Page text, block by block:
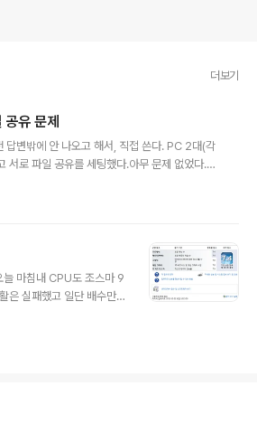
더보기
유 문제
답변밖에 안 나오고 해서, 직접 쓴다. PC 2대(각
서로 파일 공유를 세팅했다.아무 문제 없었다.
지 않는 거다 -_-그래서 찾아보니 공인 IP를 사
같은 네트워크 구성원에 포함되어도 TCP/IP
린터 공유기 원할히 지원되지 못할 수 있습니
페-_-의 글 (새창) 대략 이런 ..
늘 마침내 CPU도 조스마 9
은 실패했고 일단 배수만
실 이런 거 정말 귀찮다)
는 i7 950 3.6기가가 7.5
로 실사용할지 안 할지도